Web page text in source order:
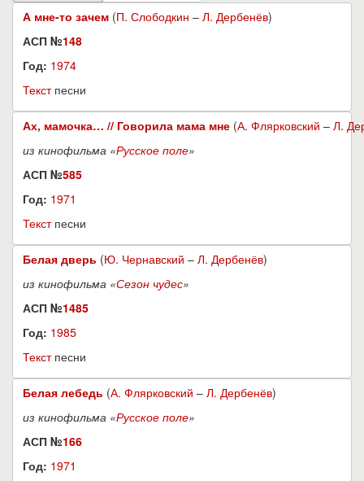
А мне-то зачем (П. Слободкин – Л. Дербенёв)
АСП №148
Год: 1974
Текстпесни
Ах, мамочка… // Говорила мама мне (А. Флярковский – Л.
из кинофильма «Русское поле»
АСП №585
Год: 1971
Текстпесни
Белая дверь (Ю. Чернавский – Л. Дербенёв)
из кинофильма «Сезон чудес»
АСП №1485
Год: 1985
Текстпесни
Белая лебедь (А. Флярковский – Л. Дербенёв)
из кинофильма «Русское поле»
АСП №166
Год: 1971